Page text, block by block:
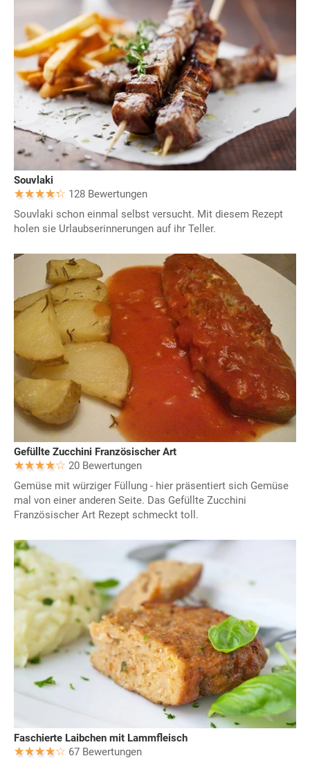
Souvlaki
128 Bewertungen
Souvlaki schon einmal selbst versucht. Mit diesem Rezept
holen sie Urlaubserinnerungen auf ihr Teller.
Gefüllte Zucchini Französischer Art
20 Bewertungen
Gemüse mit würziger Füllung - hier präsentiert sich Gemüse
mal von einer anderen Seite. Das Gefüllte Zucchini
Französischer Art Rezept schmeckt toll.
Faschierte Laibchen mit Lammfleisch
67 Bewertungen